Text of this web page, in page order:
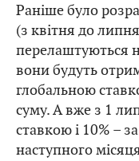
Раніше було
(з квітня до
перелаштуються
вони будуть
глобальною
суму. А вже з 1
ставкою і 10% –
наступного